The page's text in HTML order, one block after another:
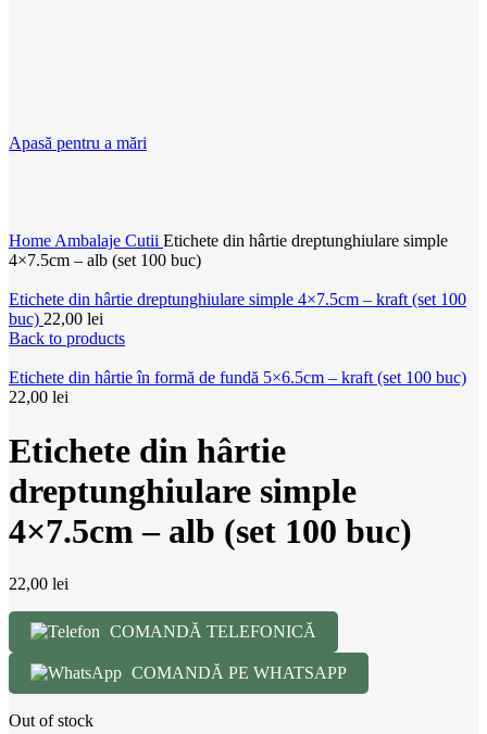
Apasă pentru a mări
Home Ambalaje Cutii Etichete din hârtie dreptunghiulare simple
4×7.5cm – alb (set 100 buc)
Etichete din hârtie dreptunghiulare simple 4×7.5cm – kraft (set 100
buc) 22,00 lei
Back to products
Etichete din hârtie în formă de fundă 5×6.5cm – kraft (set 100 buc)
22,00 lei
Etichete din hârtie
dreptunghiulare simple
4×7.5cm – alb (set 100 buc)
22,00 lei
COMANDĂ TELEFONICĂ
COMANDĂ PE WHATSAPP
Out of stock